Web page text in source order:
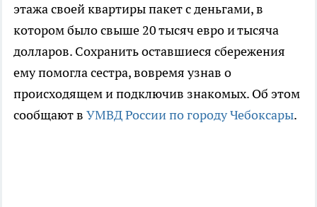
этажа своей квартиры пакет с деньгами, в
котором было свыше 20 тысяч евро и тысяча
долларов. Сохранить оставшиеся сбережения
ему помогла сестра, вовремя узнав о
происходящем и подключив знакомых. Об этом
сообщают в УМВД России по городу Чебоксары.